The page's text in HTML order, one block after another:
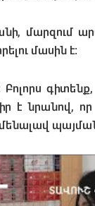
մարզում
մասին է։
Բոլորս
նրանով, որ